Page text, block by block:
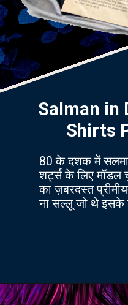
80 के दशक में
शर्ट्स के लिए
का ज़बरदस्त
ना सल्लू जो थे इसके
Salman in
Shirts